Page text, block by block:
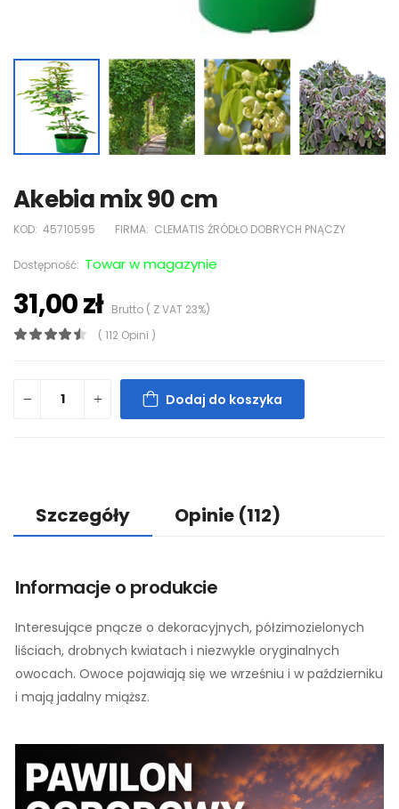
Akebia mix 90 cm
KOD: 45710595 FIRMA: CLEMATIS ŹRÓDŁO DOBRYCH PNĄCZY
Dostępność: Towar w magazynie
31,00 zł Brutto ( Z VAT 23%)
( 112 Opini )
Dodaj do koszyka
Szczegóły Opinie (112)
Informacje o produkcie
Interesujące pnącze o dekoracyjnych, półzimozielonych
liściach, drobnych kwiatach i niezwykle oryginalnych
owocach. Owoce pojawiają się we wrześniu i w październiku
i mają jadalny miąższ.